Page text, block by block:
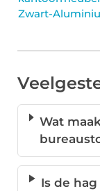
Zwart-
Wat
Is de